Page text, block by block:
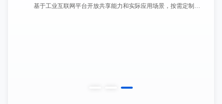
通过人员访谈、问卷调查、系统演示、现场勘察等方式验证企业智能制造能力水平，帮助企业识别现状，确定能力成熟度等级。通过开展评估，与标准对标，进行差距分析，确认下一步改进方向，持续提升企业智能制造能力。